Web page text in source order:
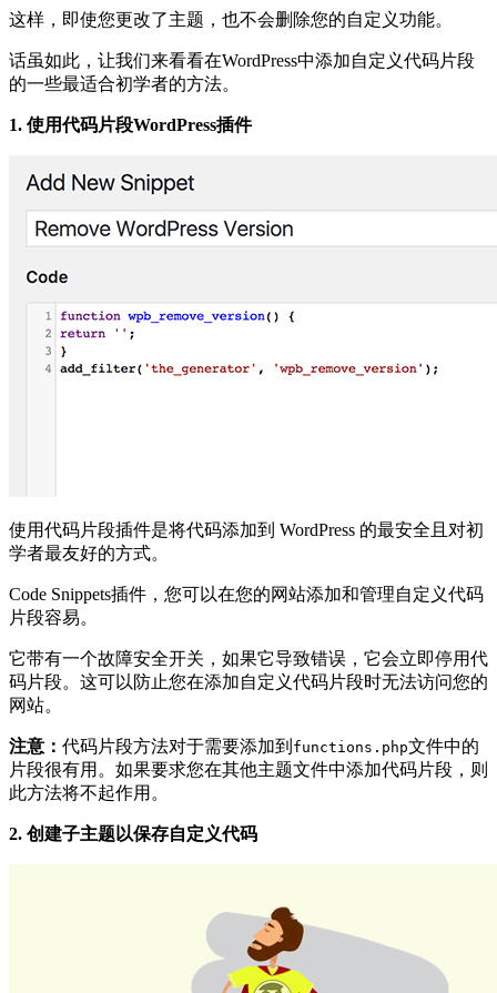
这样，即使您更改了主题，也不会删除您的自定义功能。
话虽如此，让我们来看看在WordPress中添加自定义代码片段
的一些最适合初学者的方法。
1. 使用代码片段WordPress插件
使用代码片段插件是将代码添加到 WordPress 的最安全且对初
学者最友好的方式。
Code Snippets插件，您可以在您的网站添加和管理自定义代码
片段容易。
它带有一个故障安全开关，如果它导致错误，它会立即停用代
码片段。这可以防止您在添加自定义代码片段时无法访问您的
网站。
注意： 代码片段方法对于需要添加到 functions.php文件中的
片段很有用。如果要求您在其他主题文件中添加代码片段，则
此方法将不起作用。
2. 创建子主题以保存自定义代码